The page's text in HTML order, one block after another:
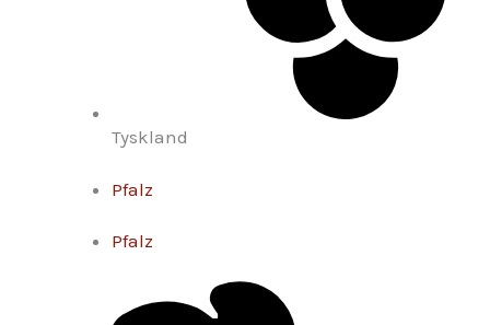
Tyskland
Pfalz
Pfalz